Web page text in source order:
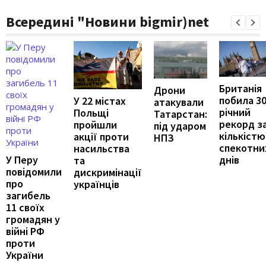
Всередині "Новини bigmir)net
У Перу
повідомили
про
загибель
11 своїх
громадян у
війні РФ
проти
України
У 22 містах
Польщі
пройшли
акції проти
насильства
та
дискримінації
українців
Дрони
атакували
Татарстан:
під ударом
НПЗ
Британія
побила
річний
рекорд
кількістю
днів